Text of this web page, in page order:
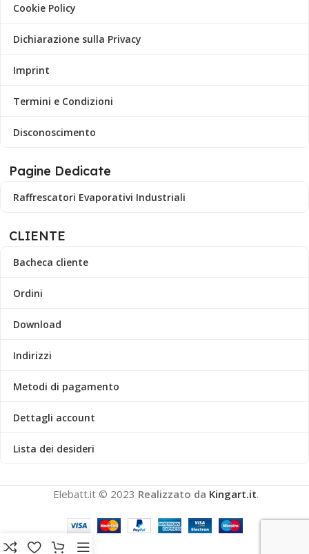
Cookie Policy
Dichiarazione sulla Privacy
Imprint
Termini e Condizioni
Disconoscimento
Pagine Dedicate
Raffrescatori Evaporativi Industriali
CLIENTE
Bacheca cliente
Ordini
Download
Indirizzi
Metodi di pagamento
Dettagli account
Lista dei desideri
Elebatt.it © 2023 Realizzato da Kingart.it.